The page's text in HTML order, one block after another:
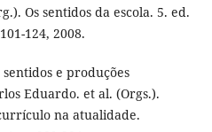
Os sentidos da escola. 5. ed.
124, 2008.
e produções
Eduardo. et al. (Orgs.).
na atualidade.